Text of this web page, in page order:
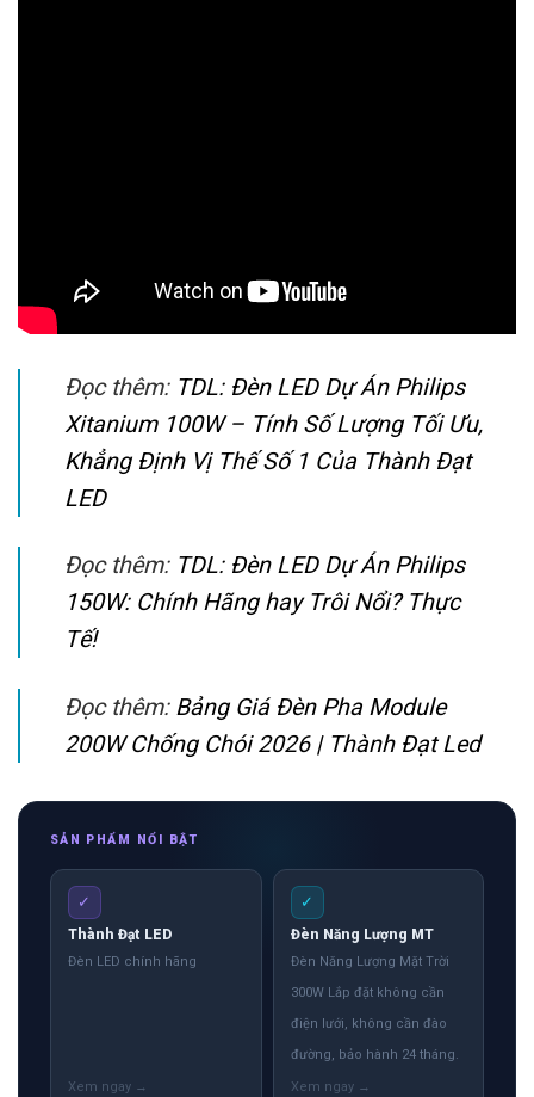
Đọc thêm: TDL: Đèn LED Dự Án Philips
Xitanium 100W – Tính Số Lượng Tối Ưu,
Khẳng Định Vị Thế Số 1 Của Thành Đạt
LED
Đọc thêm: TDL: Đèn LED Dự Án Philips
150W: Chính Hãng hay Trôi Nổi? Thực
Tế!
Đọc thêm: Bảng Giá Đèn Pha Module
200W Chống Chói 2026 | Thành Đạt Led
SẢN PHẨM NỔI BẬT
✓
Thành Đạt LED
Đèn LED chính hãng
✓
Đèn Năng Lượng MT
Đèn Năng Lượng Mặt Trời
300W Lắp đặt không cần
điện lưới, không cần đào
đường, bảo hành 24 tháng.